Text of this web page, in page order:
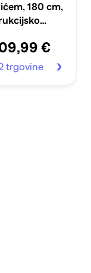
180 cm,
€
trgovine